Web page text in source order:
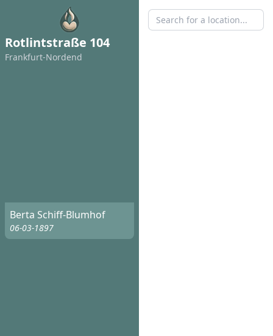
Rotlintstraße 104
Frankfurt-Nordend
Berta Schiff-Blumhof
06-03-1897